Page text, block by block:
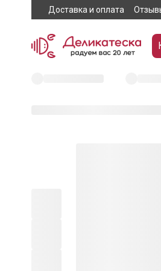
Доставка и оплата